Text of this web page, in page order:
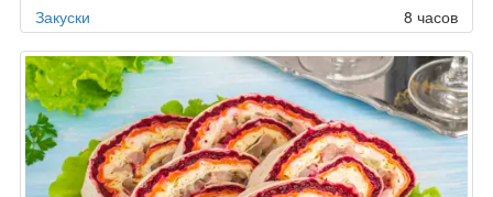
Закуски 8 часов